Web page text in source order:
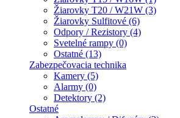
Žiarovky T20 / W21W (3)
Žiarovky Sulfitové (6)
Odpory / Rezistory (4)
Svetelné rampy (0)
Ostatné (13)
Zabezpečovacia technika
Kamery (5)
Alarmy (0)
Detektory (2)
Ostatné